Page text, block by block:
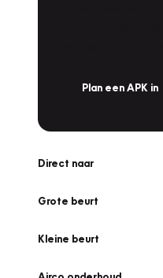
Plan een APK in
Direct naar
Grote beurt
Kleine beurt